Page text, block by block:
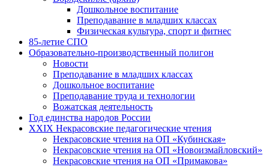
Дошкольное воспитание
Преподавание в младших классах
Физическая культура, спорт и фитнес
85-летие СПО
Образовательно-производственный полигон
Новости
Преподавание в младших классах
Дошкольное воспитание
Преподавание труда и технологии
Вожатская деятельность
Год единства народов России
XXIX Некрасовские педагогические чтения
Некрасовские чтения на ОП «Кубинская»
Некрасовские чтения на ОП «Новоизмайловский»
Некрасовские чтения на ОП «Примакова»